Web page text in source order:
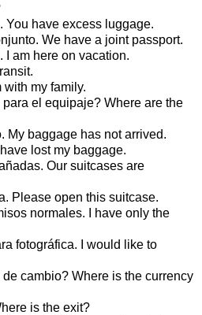
You have excess luggage.
We have a joint passport.
I am here on vacation.
with my family.
el equipaje? Where are the
My baggage has not arrived.
lost my baggage.
Our suitcases are
Please open this suitcase.
normales. I have only the
fotográfica. I would like to
cambio? Where is the currency
is the exit?